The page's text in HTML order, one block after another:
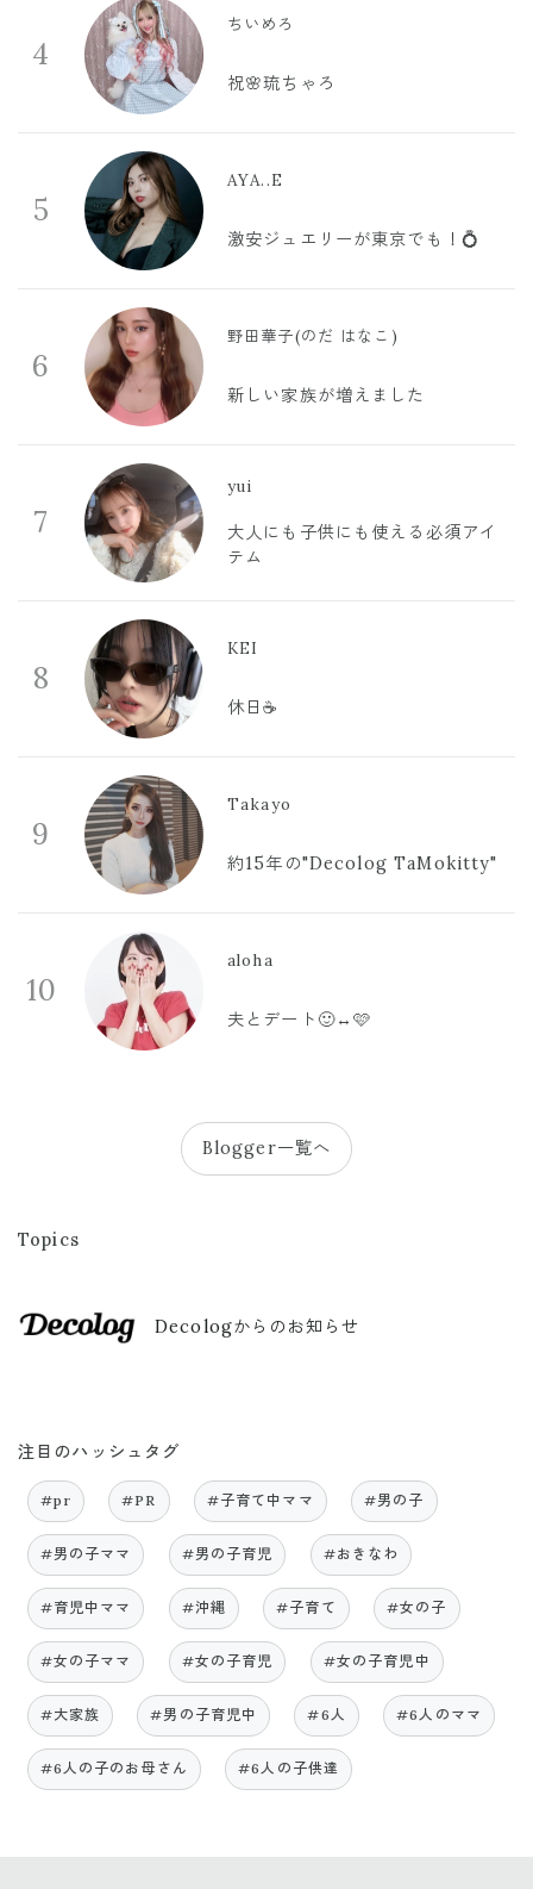
4
ちいめろ
祝🌸琉ちゃろ
5
AYA..E
激安ジュエリーが東京でも！💍
6
野田華子(のだ はなこ)
新しい家族が増えました
7
yui
大人にも子供にも使える必須アイ
テム
8
KEI
休日☕️
9
Takayo
約15年の"Decolog TaMokitty"
10
aloha
夫とデート🙂‍↔️🩷
Blogger一覧へ
Topics
Decologからのお知らせ
注目のハッシュタグ
#pr #PR #子育て中ママ #男の子
#男の子ママ #男の子育児 #おきなわ
#育児中ママ #沖縄 #子育て #女の子
#女の子ママ #女の子育児 #女の子育児中
#大家族 #男の子育児中 #6人 #6人のママ
#6人の子のお母さん #6人の子供達